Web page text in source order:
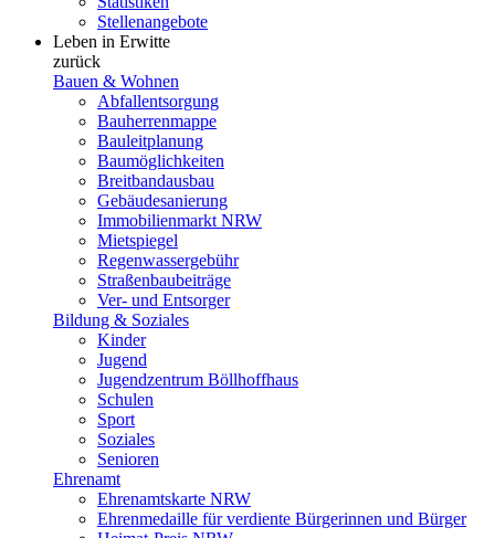
Stellenangebote
Leben in Erwitte
zurück
Bauen & Wohnen
Abfallentsorgung
Bauherrenmappe
Bauleitplanung
Baumöglichkeiten
Breitbandausbau
Gebäudesanierung
Immobilienmarkt NRW
Mietspiegel
Regenwassergebühr
Straßenbaubeiträge
Ver- und Entsorger
Bildung & Soziales
Kinder
Jugend
Jugendzentrum Böllhoffhaus
Schulen
Sport
Soziales
Senioren
Ehrenamt
Ehrenamtskarte NRW
Ehrenmedaille für verdiente Bürgerinnen und Bürger